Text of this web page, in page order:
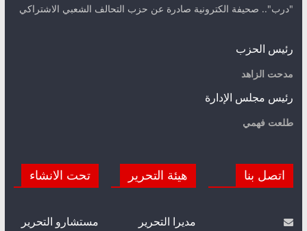
"درب".. صحيفة الكترونية صادرة عن حزب التحالف الشعبي الاشتراكي
رئيس الحزب
مدحت الزاهد
رئيس مجلس الإدارة
طلعت فهمي
اتصل بنا هيئة التحرير
مديرا التحرير
تحت الانشاء
مستشارو التحرير